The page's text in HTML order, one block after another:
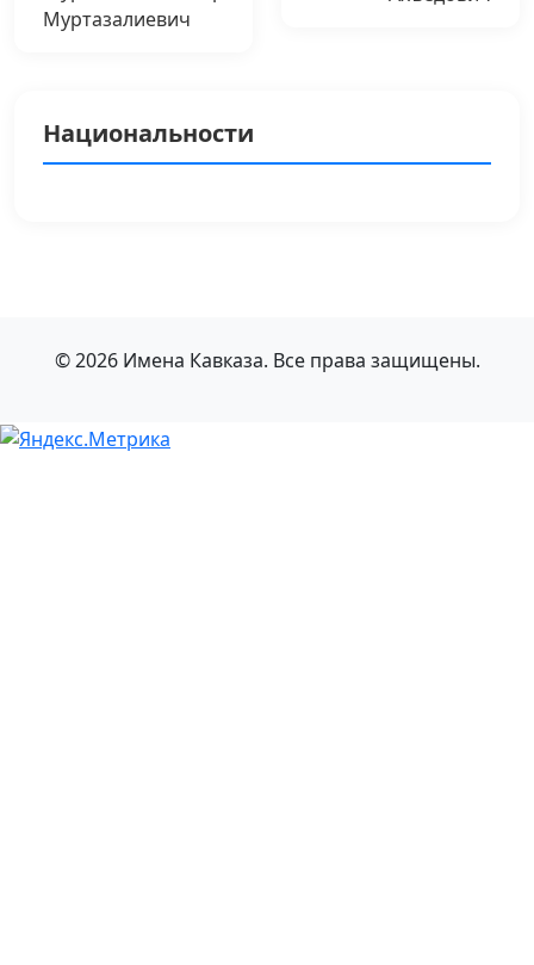
Муртазалиевич
Национальности
© 2026 Имена Кавказа. Все права защищены.